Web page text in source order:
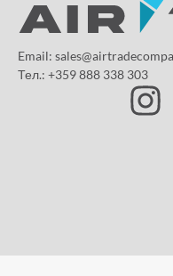
Email:
Тел.: +359 888 338 303